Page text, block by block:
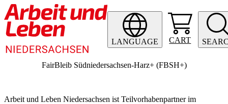
LANGUAGE CART
FairBleib Südniedersachsen-Harz+ (FBSH+)
Arbeit und Leben Niedersachsen ist Teilvorhabenpartner im